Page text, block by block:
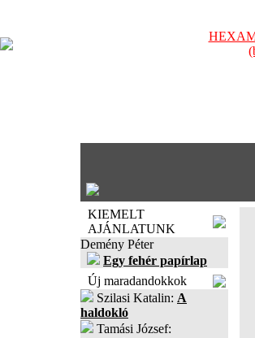
KIEMELT
AJÁNLATUNK
Demény Péter
Egy fehér papírlap
Új maradandokkok
Szilasi Katalin: A
haldokló
Tamási József: